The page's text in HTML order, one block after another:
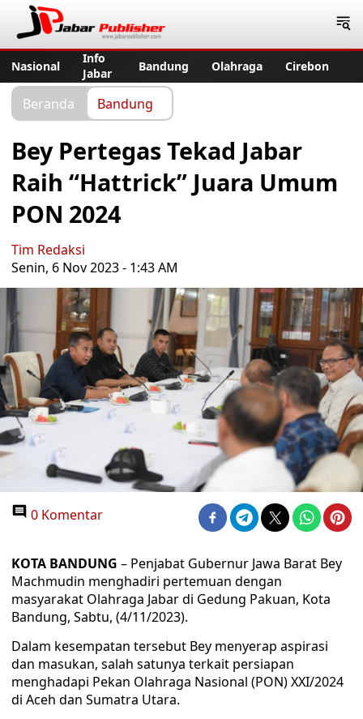
Nasional
Info
Jabar
Bandung Olahraga Cirebon
Beranda Bandung
Bey Pertegas Tekad Jabar
Raih “Hattrick” Juara Umum
PON 2024
Tim Redaksi
Senin, 6 Nov 2023 - 1:43 AM
0 Komentar
KOTA BANDUNG – Penjabat Gubernur Jawa Barat Bey
Machmudin menghadiri pertemuan dengan
masyarakat Olahraga Jabar di Gedung Pakuan, Kota
Bandung, Sabtu, (4/11/2023).
Dalam kesempatan tersebut Bey menyerap aspirasi
dan masukan, salah satunya terkait persiapan
menghadapi Pekan Olahraga Nasional (PON) XXI/2024
di Aceh dan Sumatra Utara.